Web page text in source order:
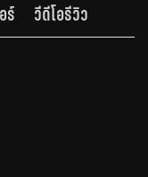
ร์ วีดีโอรีวิว